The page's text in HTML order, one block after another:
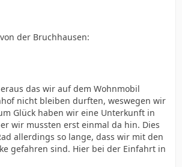
der Bruchhausen:
das wir auf dem Wohnmobil
nicht bleiben durften, weswegen wir
Glück haben wir eine Unterkunft in
wir mussten erst einmal da hin. Dies
allerdings so lange, dass wir mit den
gefahren sind. Hier bei der Einfahrt in